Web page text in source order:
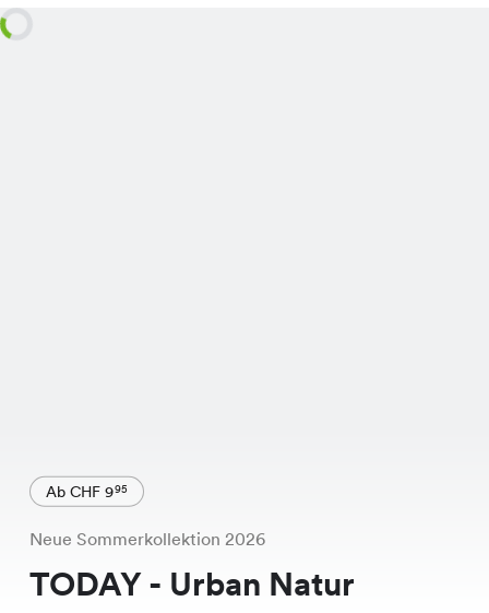
Ab CHF 995
Neue Sommerkollektion 2026
TODAY - Urban Natur